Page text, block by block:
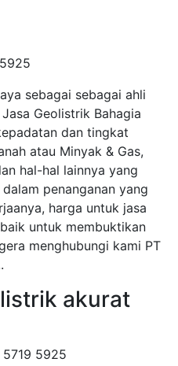
sebagai sebagai ahli
Geolistrik Bahagia
dan tingkat
atau Minyak & Gas,
hal-hal lainnya yang
penanganan yang
harga untuk jasa
untuk membuktikan
menghubungi kami PT
akurat
5925